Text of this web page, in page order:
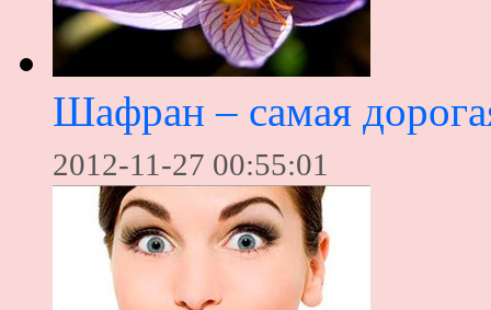
Шафран – самая
2012-11-27 00:55:01